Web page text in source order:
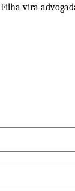
Filha vira